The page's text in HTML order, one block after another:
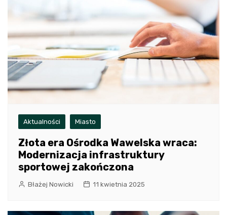
Aktualności Miasto
Złota era Ośrodka Wawelska wraca:
Modernizacja infrastruktury
sportowej zakończona
Błażej Nowicki 11 kwietnia 2025